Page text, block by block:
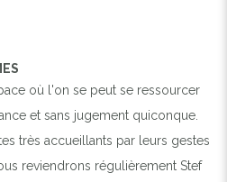
où l'on se peut se ressourcer
et sans jugement quiconque.
très accueillants par leurs gestes
reviendrons régulièrement Stef